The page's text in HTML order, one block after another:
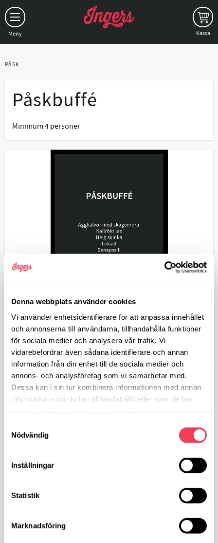
Denna webbplats använder cookies
Vi använder enhetsidentifierare för att anpassa innehållet
och annonserna till användarna, tillhandahålla funktioner
för sociala medier och analysera vår trafik. Vi
vidarebefordrar även sådana identifierare och annan
information från din enhet till de sociala medier och
annons- och analysföretag som vi samarbetar med.
Dessa kan i sin tur kombinera informationen med annan
information som du har tillhandahållit eller som de har
Nödvändig
Inställningar
Statistik
Marknadsföring
Meny
PÅSK
Påskbuffé
Minimum 4 personer
199KR
st
Artikelnr 9111
Ägghalvor med skagenröra